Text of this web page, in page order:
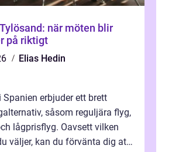
när möten blir
på riktigt
Elias Hedin
Spanien erbjuder ett brett
såsom reguljära flyg,
lågprisflyg. Oavsett vilken
väljer, kan du förvänta dig att